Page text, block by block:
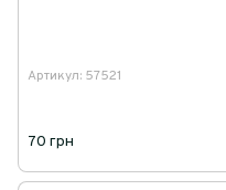
Артикул: 57521
70 грн